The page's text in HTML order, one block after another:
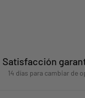
Satisfacción
14 días para cambiar de